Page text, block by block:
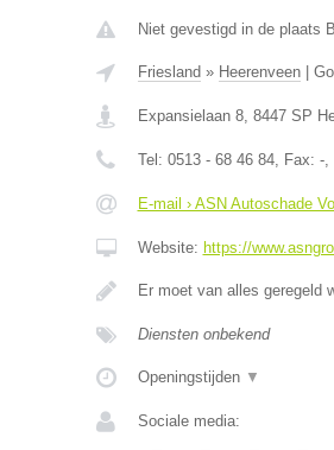
Niet gevestigd in de plaats
Friesland » Heerenveen|
Expansielaan 8, 8447 SP
Tel: 0513 - 68 46 84, Fax: -,
E-mail › ASN Autoschade
Website: https://
Er moet van alles geregeld
Diensten onbekend
Openingstijden ▼
Sociale media: